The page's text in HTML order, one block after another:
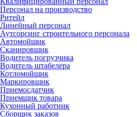
Персонал на производство
Ритейл
Линейный персонал
Аутсорсинг строительного персонала
Автомойщик
Сканировщик
Водитель погрузчика
Водитель штабелера
Котломойщик
Маркировщик
Приемосдатчик
Приемщик товара
Кухонный работник
Сборщик заказов